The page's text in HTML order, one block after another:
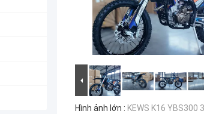
Hình ảnh lớn : KEWS K16 YBS300